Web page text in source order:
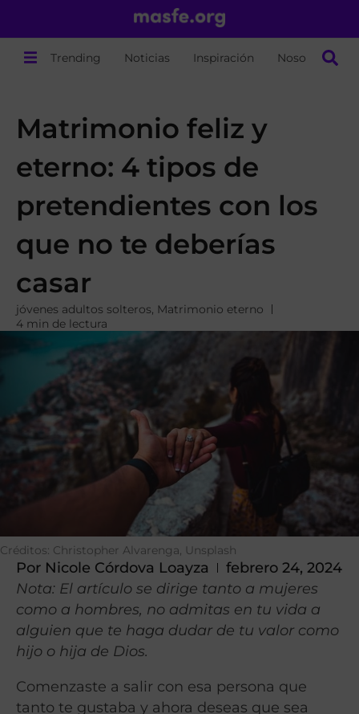
Trending Noticias Inspiración Nosotros
Matrimonio feliz y
eterno: 4 tipos de
pretendientes con los
que no te deberías
casar
jóvenes adultos solteros, Matrimonio eterno
4 min de lectura
Créditos: Christopher Alvarenga, Unsplash
Por Nicole Córdova Loayza
febrero 24, 2024
Nota: El artículo se dirige tanto a mujeres
como a hombres, no admitas en tu vida a
alguien que te haga dudar de tu valor como
hijo o hija de Dios.
Comenzaste a salir con esa persona que
tanto te gustaba y ahora deseas que sea